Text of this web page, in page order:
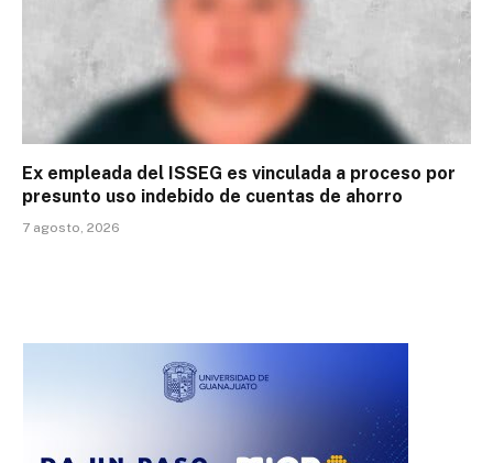
Ex empleada del ISSEG es vinculada a proceso por
presunto uso indebido de cuentas de ahorro
7 agosto, 2026